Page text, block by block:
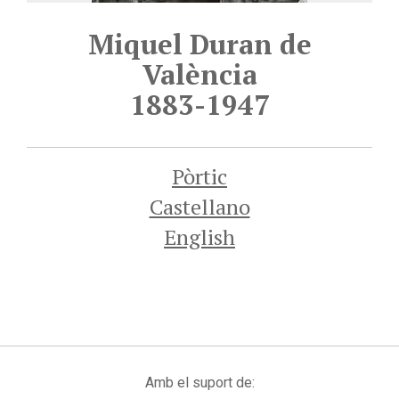
Miquel Duran de
València
1883-1947
Pòrtic
Castellano
English
Amb el suport de: